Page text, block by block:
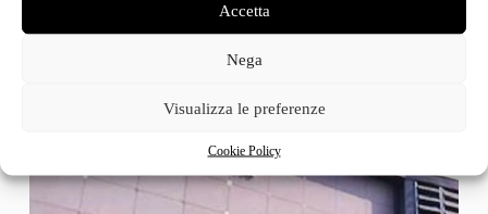
Accetta
Nega
Visualizza le preferenze
Cookie Policy